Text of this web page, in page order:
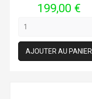
Prix
199,00 €
AJOUTER AU PANIER